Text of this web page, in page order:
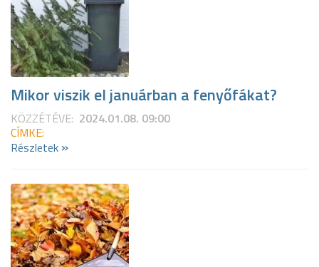
Mikor viszik el januárban a fenyőfákat?
KÖZZÉTÉVE: 2024.01.08. 09:00
CÍMKE:
Részletek »